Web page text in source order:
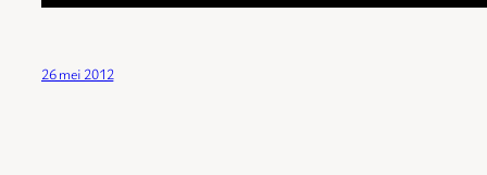
26 mei 2012